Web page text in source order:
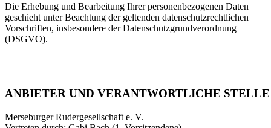
Die Erhebung und Bearbeitung Ihrer personenbezogenen Daten
geschieht unter Beachtung der geltenden datenschutzrechtlichen
Vorschriften, insbesondere der Datenschutzgrundverordnung
(DSGVO).
ANBIETER UND VERANTWORTLICHE
Merseburger Rudergesellschaft e. V.